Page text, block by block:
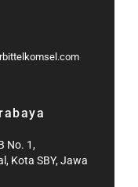
No. 1,
Kota SBY, Jawa